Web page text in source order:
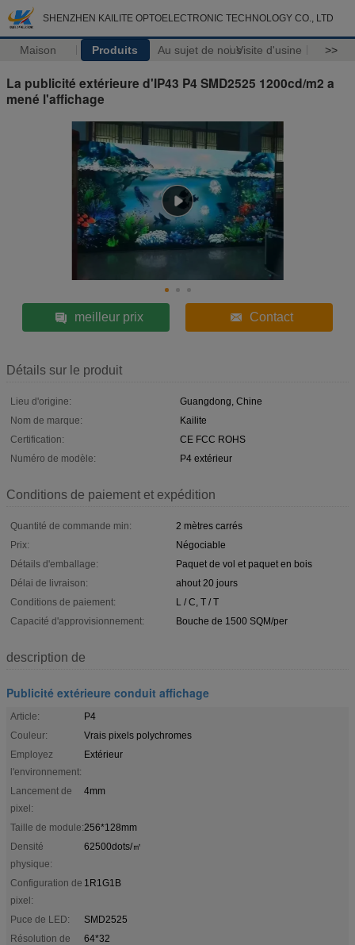
SHENZHEN KAILITE OPTOELECTRONIC TECHNOLOGY CO., LTD
Maison Produits Au sujet de nousVisite d'usine >>
La publicité extérieure d'IP43 P4 SMD2525 1200cd/m2 a
mené l'affichage
meilleur prix Contact
Détails sur le produit
Lieu d'origine:
Guangdong, Chine
Nom de marque:
Kailite
Certification:
CE FCC ROHS
Numéro de modèle:
P4 extérieur
Conditions de paiement et expédition
Quantité de commande min:
2 mètres carrés
Prix:
Négociable
Détails d'emballage:
Paquet de vol et paquet en bois
Délai de livraison:
ahout 20 jours
Conditions de paiement:
L / C, T / T
Capacité d'approvisionnement:
Bouche de 1500 SQM/per
description de
Publicité extérieure conduit affichage
Article:
P4
Couleur:
Vrais pixels polychromes
Employez
l'environnement:
Extérieur
Lancement de
pixel:
4mm
Taille de module:256*128mm
Densité
physique:
62500dots/㎡
Configuration de
pixel:
1R1G1B
Puce de LED:
SMD2525
Résolution de
64*32